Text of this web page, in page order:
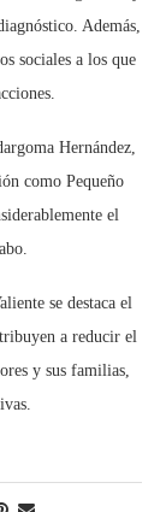
Además,
sociales a los que
Hernández,
como Pequeño
el
se destaca el
a reducir el
y sus familias,